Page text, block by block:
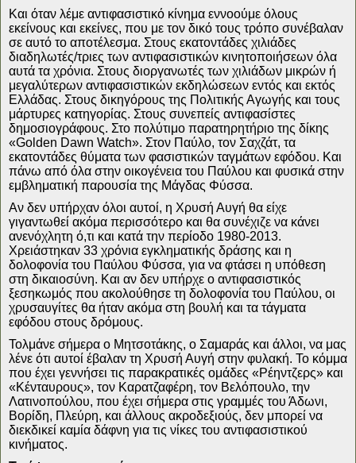
Και όταν λέμε αντιφασιστικό κίνημα εννοούμε όλους
εκείνους και εκείνες, που με τον δικό τους τρόπο συνέβαλαν
σε αυτό το αποτέλεσμα. Στους εκατοντάδες χιλιάδες
διαδηλωτές/τριες των αντιφασιστικών κινητοποιήσεων όλα
αυτά τα χρόνια. Στους διοργανωτές των χιλιάδων μικρών ή
μεγαλύτερων αντιφασιστικών εκδηλώσεων εντός και εκτός
Ελλάδας. Στους δικηγόρους της Πολιτικής Αγωγής και τους
μάρτυρες κατηγορίας. Στους συνεπείς αντιφασίστες
δημοσιογράφους. Στο πολύτιμο παρατηρητήριο της δίκης
«Golden Dawn Watch». Στον Παύλο, τον Σαχζάτ, τα
εκατοντάδες θύματα των φασιστικών ταγμάτων εφόδου. Και
πάνω από όλα στην οικογένεια του Παύλου και φυσικά στην
εμβληματική παρουσία της Μάγδας Φύσσα.
Αν δεν υπήρχαν όλοι αυτοί, η Χρυσή Αυγή θα είχε
γιγαντωθεί ακόμα περισσότερο και θα συνέχιζε να κάνει
ανενόχλητη ό,τι και κατά την περίοδο 1980-2013.
Χρειάστηκαν 33 χρόνια εγκληματικής δράσης και η
δολοφονία του Παύλου Φύσσα, για να φτάσει η υπόθεση
στη δικαιοσύνη. Και αν δεν υπήρχε ο αντιφασιστικός
ξεσηκωμός που ακολούθησε τη δολοφονία του Παύλου, οι
χρυσαυγίτες θα ήταν ακόμα στη βουλή και τα τάγματα
εφόδου στους δρόμους.
Τολμάνε σήμερα ο Μητσοτάκης, ο Σαμαράς και άλλοι, να μας
λένε ότι αυτοί έβαλαν τη Χρυσή Αυγή στην φυλακή. Το κόμμα
που έχει γεννήσει τις παρακρατικές ομάδες «Ρέηντζερς» και
«Κένταυρους», τον Καρατζαφέρη, τον Βελόπουλο, την
Λατινοπούλου, που έχει σήμερα στις γραμμές του Άδωνι,
Βορίδη, Πλεύρη, και άλλους ακροδεξιούς, δεν μπορεί να
διεκδικεί καμία δάφνη για τις νίκες του αντιφασιστικού
κινήματος.